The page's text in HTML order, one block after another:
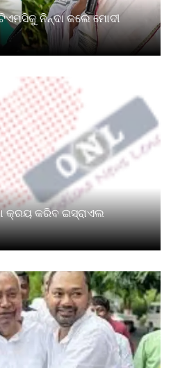
ନିନ୍ଦା କଲେ ମୋଦୀ
କ୍ରୟ କରିବ ଇସ୍ରାଏଲ